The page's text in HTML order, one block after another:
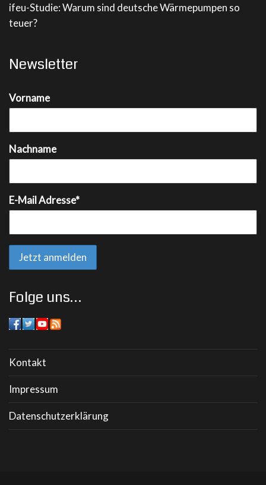
ifeu-Studie: Warum sind deutsche Wärmepumpen so
teuer?
Newsletter
Vorname
Nachname
E-Mail Adresse*
Folge uns…
Kontakt
Impressum
Datenschutzerklärung